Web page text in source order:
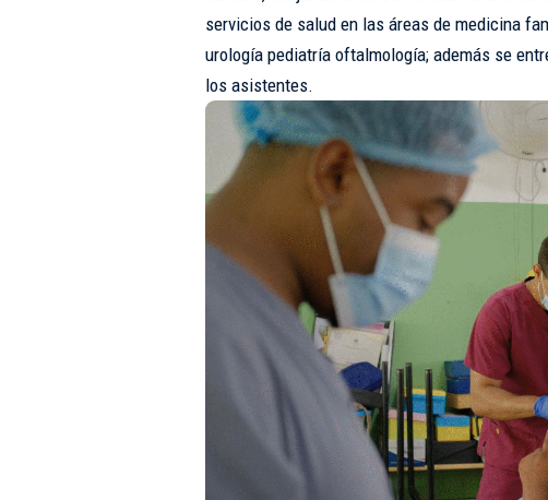
servicios de salud en las áreas de medicina
urología pediatría oftalmología; además se
los asistentes.